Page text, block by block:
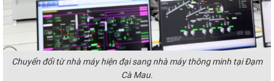
Chuyển đổi từ nhà máy hiện đại sang nhà máy thông minh tại Đạm
Cà Mau.